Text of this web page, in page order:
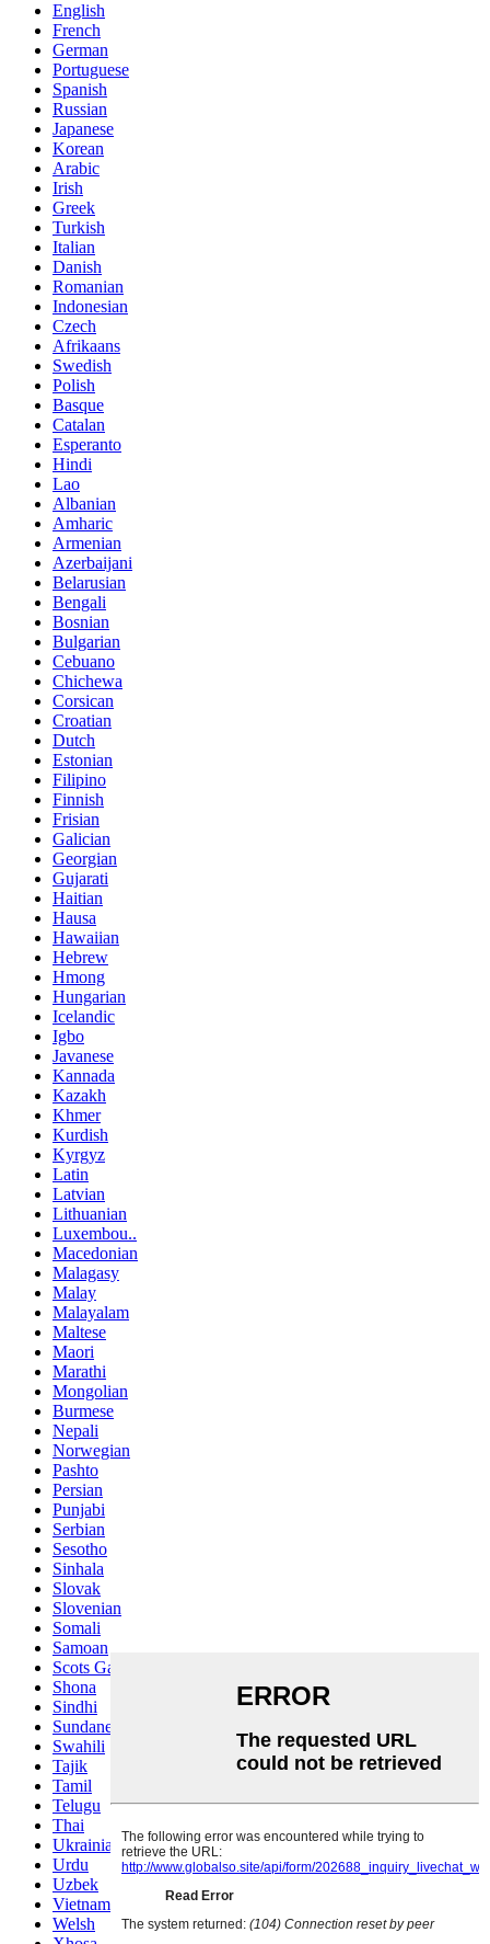
English
French
German
Portuguese
Spanish
Russian
Japanese
Korean
Arabic
Irish
Greek
Turkish
Italian
Danish
Romanian
Indonesian
Czech
Afrikaans
Swedish
Polish
Basque
Catalan
Esperanto
Hindi
Lao
Albanian
Amharic
Armenian
Azerbaijani
Belarusian
Bengali
Bosnian
Bulgarian
Cebuano
Chichewa
Corsican
Croatian
Dutch
Estonian
Filipino
Finnish
Frisian
Galician
Georgian
Gujarati
Haitian
Hausa
Hawaiian
Hebrew
Hmong
Hungarian
Icelandic
Igbo
Javanese
Kannada
Kazakh
Khmer
Kurdish
Kyrgyz
Latin
Latvian
Lithuanian
Luxembou..
Macedonian
Malagasy
Malay
Malayalam
Maltese
Maori
Marathi
Mongolian
Burmese
Nepali
Norwegian
Pashto
Persian
Punjabi
Serbian
Sesotho
Sinhala
Slovak
Slovenian
Somali
Samoan
Scots Gaelic
Shona
Sindhi
Sundanese
Swahili
Tajik
Tamil
Telugu
Thai
Ukrainian
Urdu
Uzbek
Vietnamese
Welsh